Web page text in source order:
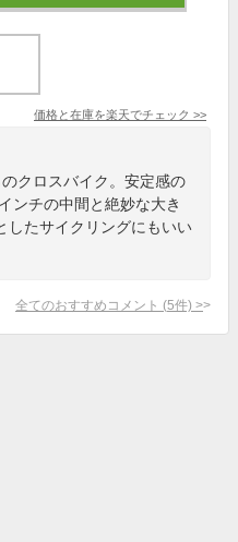
価格と在庫を楽天でチェック >>
クロスバイク。安定感の
ンチの中間と絶妙な大き
したサイクリングにもいい
全てのおすすめコメント (5件) >